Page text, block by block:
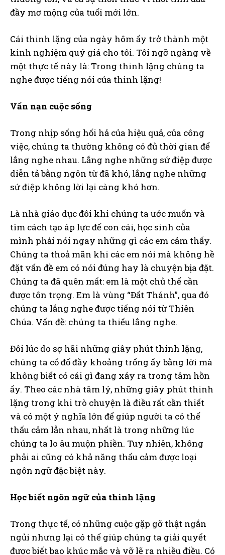
đầy mơ mộng của tuổi mới lớn.
Cái thinh lặng của ngày hôm ấy trở thành một
kinh nghiệm quý giá cho tôi. Tôi ngỡ ngàng về
một thực tế này là: Trong thinh lặng chúng ta
nghe được tiếng nói của thinh lặng!
Vấn nạn cuộc sống
Trong nhịp sống hối hả của hiệu quả, của công
việc, chúng ta thường không có đủ thời gian để
lắng nghe nhau. Lắng nghe những sứ điệp được
diễn tả bằng ngôn từ đã khó, lắng nghe những
sứ điệp không lời lại càng khó hơn.
Là nhà giáo dục đôi khi chúng ta ước muốn và
tìm cách tạo áp lực để con cái, học sinh của
mình phải nói ngay những gì các em cảm thấy.
Chúng ta thoả mãn khi các em nói mà không hề
đặt vấn đề em có nói đúng hay là chuyện bịa đặt.
Chúng ta đã quên mất: em là một chủ thể cần
được tôn trọng. Em là vùng “Đất Thánh”, qua đó
chúng ta lắng nghe được tiếng nói từ Thiên
Chúa. Vấn đề: chúng ta thiếu lắng nghe.
Đôi lúc do sợ hãi những giây phút thinh lặng,
chúng ta cố đổ đầy khoảng trống ấy bằng lời mà
không biết có cái gì đang xảy ra trong tâm hồn
ấy. Theo các nhà tâm lý, những giây phút thinh
lặng trong khi trò chuyện là điều rất cần thiết
và có một ý nghĩa lớn để giúp người ta có thể
thấu cảm lẫn nhau, nhất là trong những lúc
chúng ta lo âu muộn phiền. Tuy nhiên, không
phải ai cũng có khả năng thấu cảm được loại
ngôn ngữ đặc biệt này.
Họcbiết ngôn ngữ của thinh lặng
Trong thực tế, có những cuộc gặp gỡ thật ngắn
ngủi nhưng lại có thể giúp chúng ta giải quyết
được biết bao khúc mắc và vỡ lẽ ra nhiều điều. Có